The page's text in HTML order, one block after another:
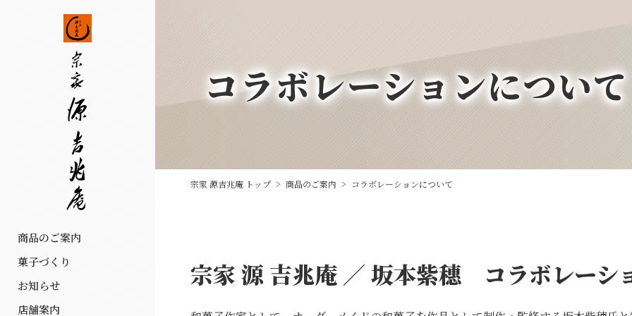
商品のご案内
菓子づくり
お知らせ
店舗案内
コラボレーションについて
宗家 源吉兆庵 トップ > 商品のご案内 > コラボレーションについて
宗家 源 吉兆庵 ／ 坂本紫穗 コラボレーシ